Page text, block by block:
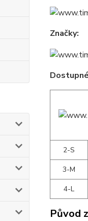
Značky:
2-S
3-M
4-L
Původ